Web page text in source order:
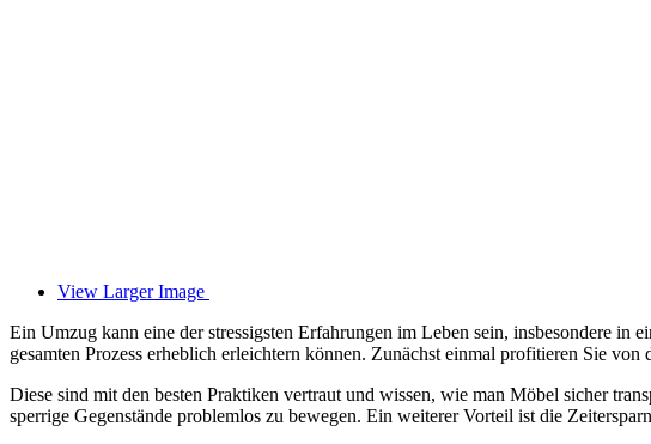
View Larger Image
Ein Umzug kann eine der stressigsten Erfahrungen im Leben sein, insbesondere
gesamten Prozess erheblich erleichtern können. Zunächst einmal profitieren Sie
Diese sind mit den besten Praktiken vertraut und wissen, wie man Möbel sicher
sperrige Gegenstände problemlos zu bewegen. Ein weiterer Vorteil ist die